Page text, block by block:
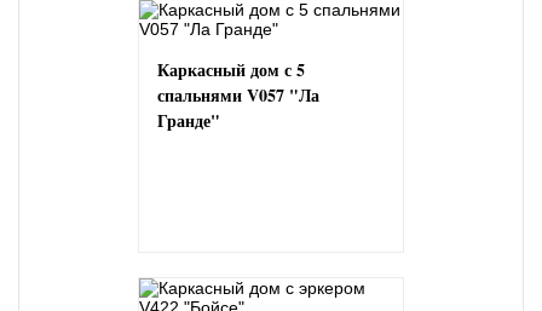
Каркасный дом с 5
спальнями V057 "Ла
Гранде"